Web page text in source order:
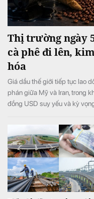
Thị trường ngày
cà phê đi lên,
hóa
Giá dầu thế giới tiếp tục lao
phán giữa Mỹ và Iran, trong
đồng USD suy yếu và kỳ
trước những yếu tố cung -